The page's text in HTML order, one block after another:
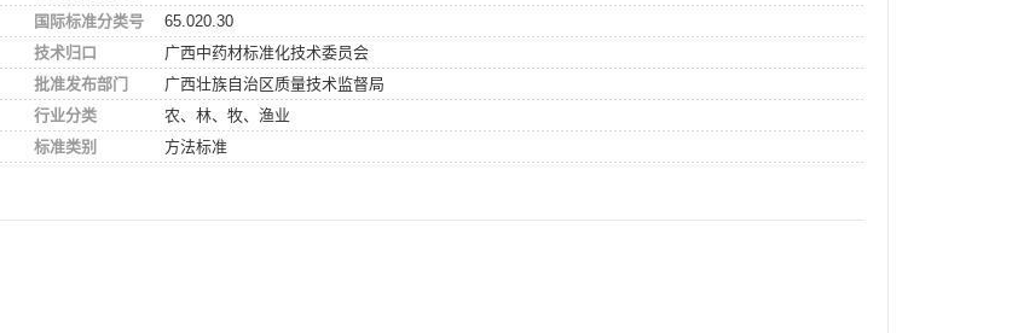
国际标准分类号
65.020.30
技术归口
广西中药材标准化技术委员会
批准发布部门
广西壮族自治区质量技术监督局
行业分类
农、林、牧、渔业
标准类别
方法标准